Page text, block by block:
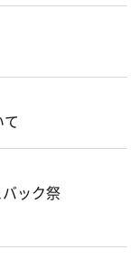
ック祭